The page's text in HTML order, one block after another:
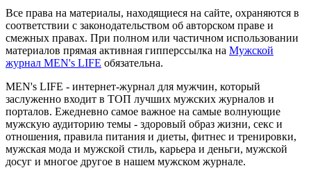
Все права на материалы, находящиеся на сайте, охраняются в
соответствии с законодательством об авторском праве и
смежных правах. При полном или частичном использовании
материалов прямая активная гипперссылка на Мужской
журнал MEN's LIFE обязательна.
MEN's LIFE - интернет-журнал для мужчин, который
заслуженно входит в ТОП лучших мужских журналов и
порталов. Ежедневно самое важное на самые волнующие
мужскую аудиторию темы - здоровый образ жизни, секс и
отношения, правила питания и диеты, фитнес и тренировки,
мужская мода и мужской стиль, карьера и деньги, мужской
досуг и многое другое в нашем мужском журнале.